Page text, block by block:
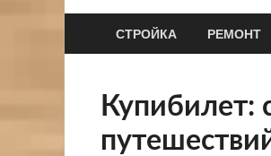
СТРОЙКА РЕМОНТ
Купибилет: